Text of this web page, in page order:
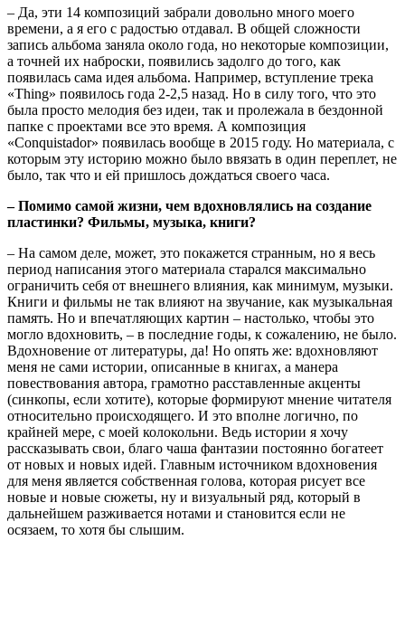
– Да, эти 14 композиций забрали довольно много моего
времени, а я его с радостью отдавал. В общей сложности
запись альбома заняла около года, но некоторые композиции,
а точней их наброски, появились задолго до того, как
появилась сама идея альбома. Например, вступление трека
«Thing» появилось года 2-2,5 назад. Но в силу того, что это
была просто мелодия без идеи, так и пролежала в бездонной
папке с проектами все это время. А композиция
«Conquistador» появилась вообще в 2015 году. Но материала, с
которым эту историю можно было ввязать в один переплет, не
было, так что и ей пришлось дождаться своего часа.
– Помимо самой жизни, чем вдохновлялись на создание
пластинки? Фильмы, музыка, книги?
– На самом деле, может, это покажется странным, но я весь
период написания этого материала старался максимально
ограничить себя от внешнего влияния, как минимум, музыки.
Книги и фильмы не так влияют на звучание, как музыкальная
память. Но и впечатляющих картин – настолько, чтобы это
могло вдохновить, – в последние годы, к сожалению, не было.
Вдохновение от литературы, да! Но опять же: вдохновляют
меня не сами истории, описанные в книгах, а манера
повествования автора, грамотно расставленные акценты
(синкопы, если хотите), которые формируют мнение читателя
относительно происходящего. И это вполне логично, по
крайней мере, с моей колокольни. Ведь истории я хочу
рассказывать свои, благо чаша фантазии постоянно богатеет
от новых и новых идей. Главным источником вдохновения
для меня является собственная голова, которая рисует все
новые и новые сюжеты, ну и визуальный ряд, который в
дальнейшем разживается нотами и становится если не
осязаем, то хотя бы слышим.